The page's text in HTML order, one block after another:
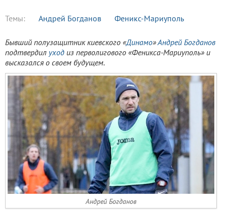
Темы: Андрей Богданов Феникс-Мариуполь
Бывший полузащитник киевского «Динамо»Андрей Богданов
подтвердил уход из перволигового «Феникса-Мариуполь» и
высказался о своем будущем.
Андрей Богданов